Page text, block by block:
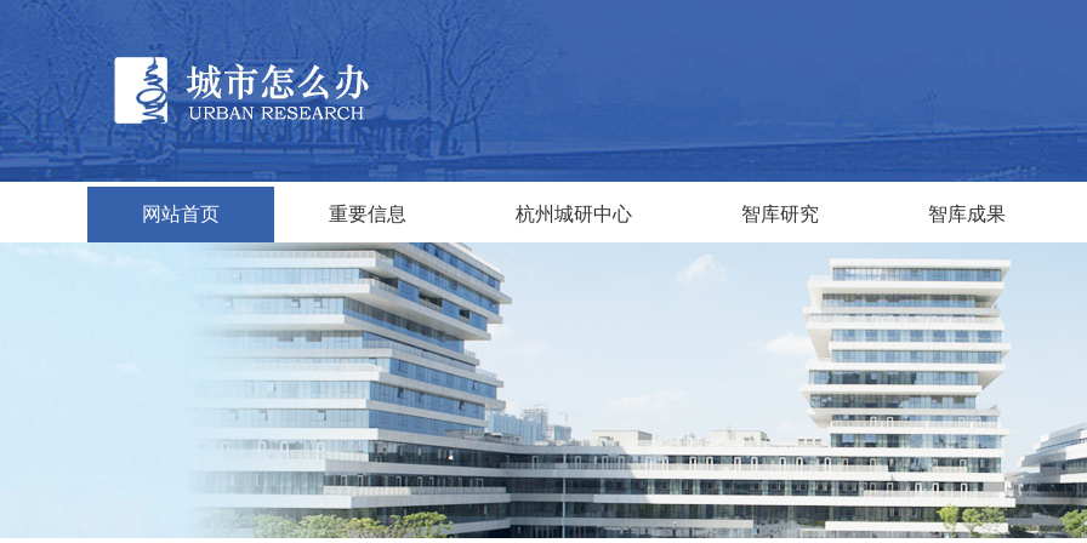
网站首页 重要信息 杭州城研中心 智库研究 智库成果